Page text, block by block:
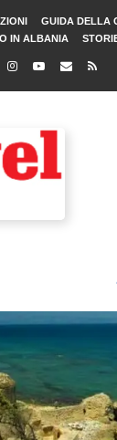
GUIDA DELLA
IN ALBANIA